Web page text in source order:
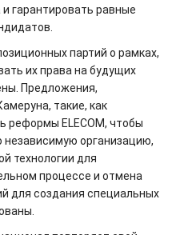
гарантировать равные
партий о рамках,
их права на будущих
Предложения,
такие, как
реформы ELECOM, чтобы
независимую организацию,
технологии для
процессе и отмена
для создания специальных